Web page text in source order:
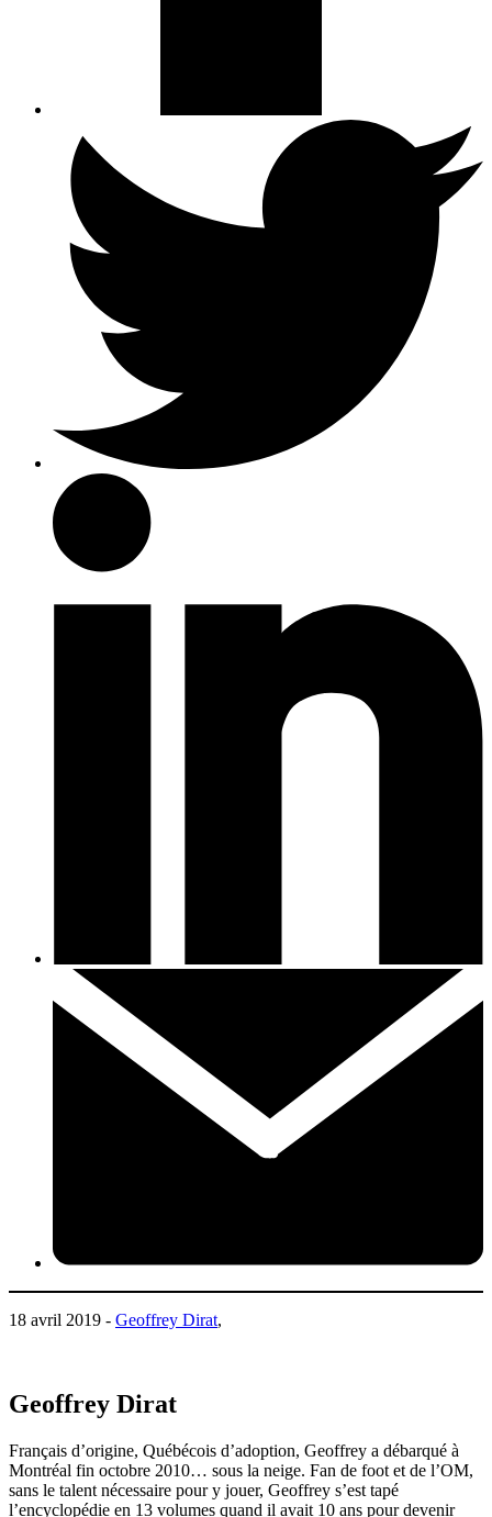
18 avril 2019 - Geoffrey Dirat,
Geoffrey Dirat
Français d’origine, Québécois d’adoption, Geoffrey a débarqué à
Montréal fin octobre 2010… sous la neige. Fan de foot et de l’OM,
sans le talent nécessaire pour y jouer, Geoffrey s’est tapé
l’encyclopédie en 13 volumes quand il avait 10 ans pour devenir